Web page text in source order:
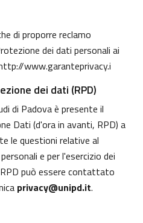
di proporre reclamo
dei dati personali ai
www.garanteprivacy.i
dei dati (RPD)
di Padova è presente il
Dati (d'ora in avanti, RPD) a
le questioni relative al
e per l'esercizio dei
può essere contattato
privacy@unipd.it.